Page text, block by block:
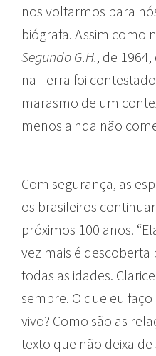
nos voltarmos para
biógrafa. Assim como
Segundo G.H., de
na Terra foi
marasmo de um
menos ainda não
Com segurança, as
os brasileiros
próximos 100 anos.
vez mais é
todas as idades.
sempre. O que eu
vivo? Como são as
texto que não deixa de